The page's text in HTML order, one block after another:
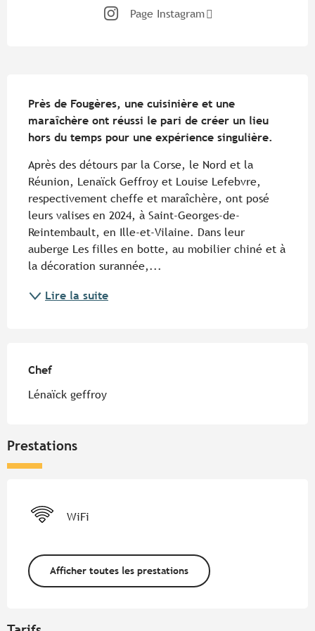
Page Instagram
Près de Fougères, une cuisinière et une
maraîchère ont réussi le pari de créer un lieu
hors du temps pour une expérience singulière.
Après des détours par la Corse, le Nord et la
Réunion, Lenaïck Geffroy et Louise Lefebvre,
respectivement cheffe et maraîchère, ont posé
leurs valises en 2024, à Saint-Georges-de-
Reintembault, en Ille-et-Vilaine. Dans leur
auberge Les filles en botte, au mobilier chiné et à
la décoration surannée,...
Lire la suite
Chef
Chef
Lénaïck geffroy
Prestations
WiFi
Afficher toutes les prestations